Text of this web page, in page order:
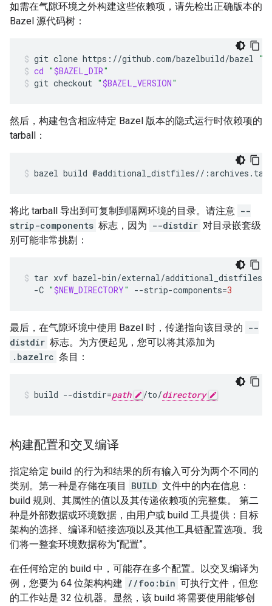
如需在气隙环境之外构建这些依赖项，请先检出正确版本的
Bazel 源代码树：
git clone https://github.com/bazelbuild/bazel "
cd "$BAZEL_DIR"
git checkout "$BAZEL_VERSION"
然后，构建包含相应特定 Bazel 版本的隐式运行时依赖项的
tarball：
bazel build @additional_distfiles//:archives.tar
将此 tarball 导出到可复制到隔网环境的目录。请注意 --
strip-components 标志，因为 --distdir 对目录嵌套级
别可能非常挑剔：
tar xvf bazel-bin/external/additional_distfiles/
-C "$NEW_DIRECTORY" --strip-components=3
最后，在气隙环境中使用 Bazel 时，传递指向该目录的 --
distdir 标志。为方便起见，您可以将其添加为
.bazelrc 条目：
build --distdir=path /to/directory
构建配置和交叉编译
指定给定 build 的行为和结果的所有输入可分为两个不同的
类别。第一种是存储在项目
BUILD 文件中的内在信息：
build 规则、其属性的值以及其传递依赖项的完整集。 第二
种是外部数据或环境数据，由用户或 build 工具提供：目标
架构的选择、编译和链接选项以及其他工具链配置选项。我
们将一整套环境数据称为“配置”。
在任何给定的 build 中，可能存在多个配置。以交叉编译为
例，您要为 64 位架构构建 //foo:bin 可执行文件，但您
的工作站是 32 位机器。显然，该 build 将需要使用能够创